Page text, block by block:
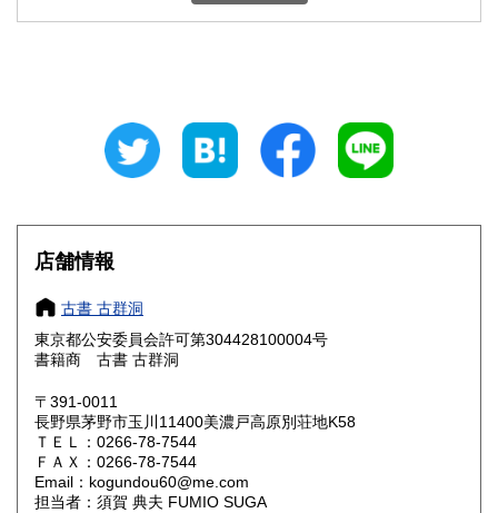
300円 三重県
大阪府
奈良県
鳥取県 300円 島根県
岡山県
山口県 300円
香川県 300円
店舗情報
古書 古群洞
東京都公安委員会許可第304428100004号
書籍商 古書 古群洞
〒391-0011
長野県茅野市玉川11400美濃戸高原別荘地K58
ＴＥＬ：0266-78-7544
ＦＡＸ：0266-78-7544
Email：kogundou60@me.com
担当者：須賀 典夫 FUMIO SUGA